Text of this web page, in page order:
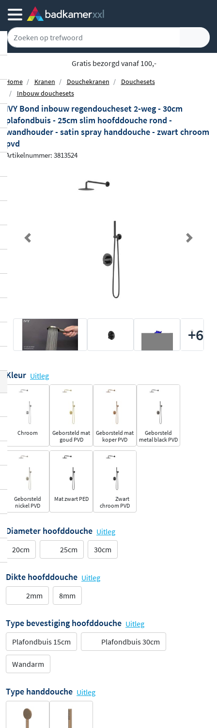
Gratis bezorgd vanaf 100,-
Home Kranen Douchekranen
Douchesets
Inbouw douchesets
IVY Bond inbouw regendoucheset 2-weg - 30cm
plafondbuis - 25cm slim hoofddouche rond -
wandhouder - satin spray handdouche - zwart chroom
pvd
Artikelnummer: 3813524
Previous Next
+6
Kleur Uitleg
Chroom
Geborsteld mat
goud PVD
Geborsteld mat
koper PVD
Geborsteld
metal black PVD
Geborsteld
nickel PVD
Mat zwart PED
Zwart
chroom PVD
Diameter hoofddouche Uitleg
20cm
25cm 30cm
Dikte hoofddouche Uitleg
2mm
8mm
Type bevestiging hoofddouche Uitleg
Plafondbuis 15cm
Plafondbuis 30cm
Wandarm
Type handdouche Uitleg